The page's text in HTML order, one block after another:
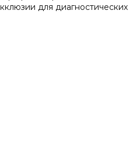
для диагностических